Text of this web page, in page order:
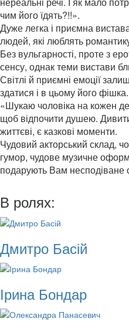
чим його їдять?!!».
Дуже легка і приємна
людей, які люблять
Без вульгарності, проте з
сенсу, однак теми вистави
Світлі й приємні емоції
здатися і в цьому його фішка.
«Шукаю чоловіка на кожен
щоб відпочити душею.
життєві, є казкові моменти.
Чудовий акторський склад,
гумор, чудове музичне
подарують Вам несподіване
В ролях:
Дмитро Басій
Ірина Бондар